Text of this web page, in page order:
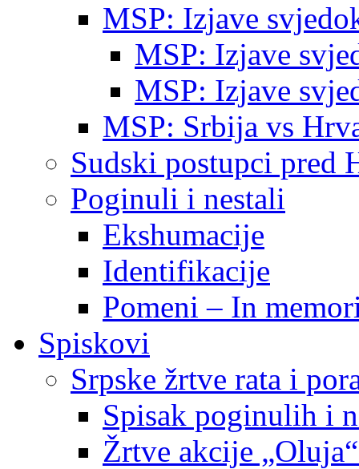
MSP: Izjave
MSP: Izjave
MSP: Izjave
MSP: Srbija vs
Sudski postupci pred
Poginuli i nestali
Ekshumacije
Identifikacije
Pomeni – In
Spiskovi
Srpske žrtve rata i
Spisak poginulih i
Žrtve akcije